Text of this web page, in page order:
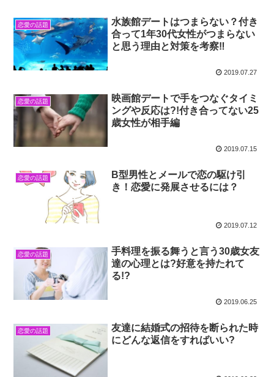
恋愛の話題
水族館デートはつまらない？付き
合って1年30代女性がつまらない
と思う理由と対策を考察‼
2019.07.27
恋愛の話題
映画館デートで手をつなぐタイミ
ングや反応は?!付き合ってない25
歳女性が相手編
2019.07.15
恋愛の話題
B型男性とメールで恋の駆け引
き！恋愛に発展させるには？
2019.07.12
恋愛の話題
手料理を振る舞うと言う30歳女友
達の心理とは?好意を持たれて
る!?
2019.06.25
恋愛の話題
友達に結婚式の招待を断られた時
にどんな返信をすればいい?